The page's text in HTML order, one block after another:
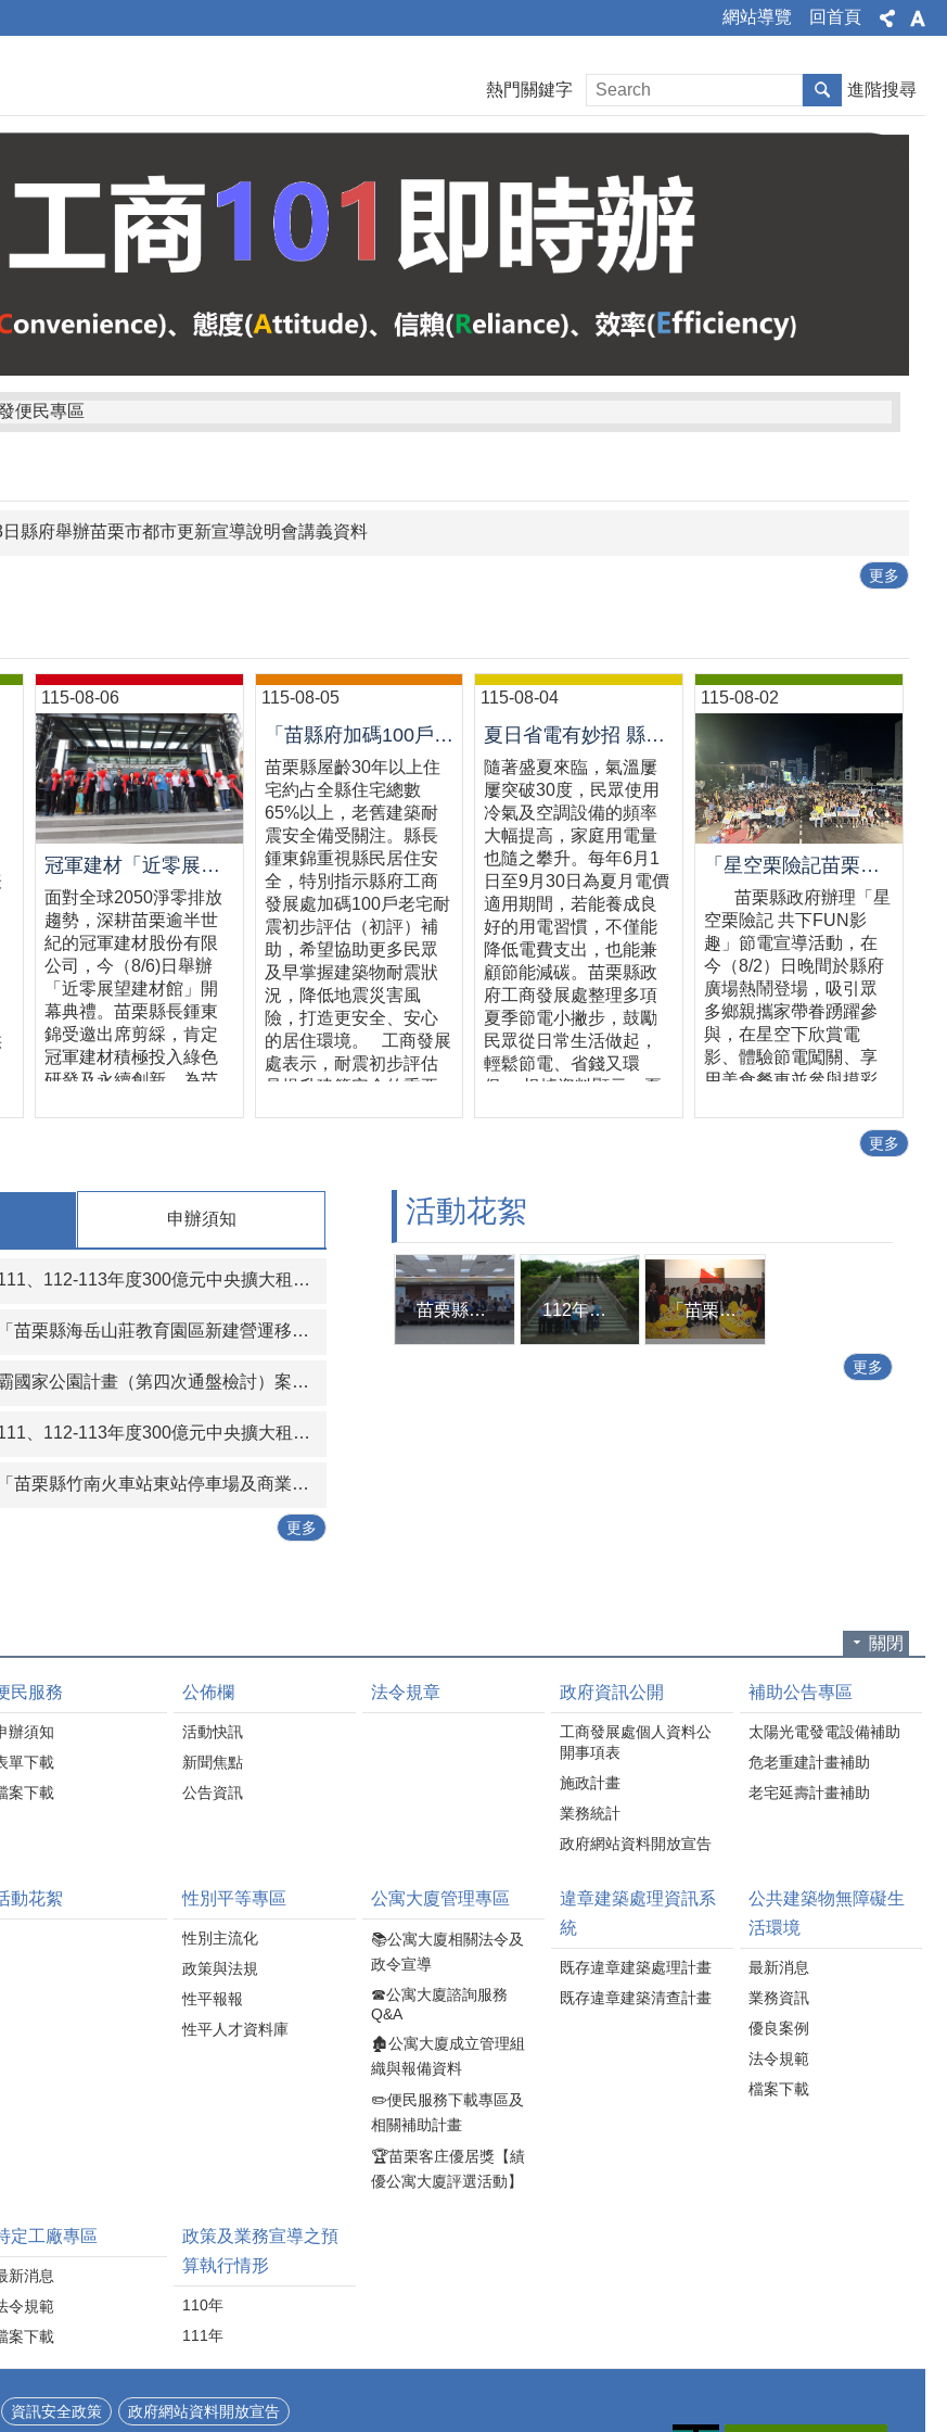
網站導覽 回首頁
熱門關鍵字 進階搜尋
便民專區
縣府舉辦苗栗市都市更新宣導說明會講義資料
更多
115-08-06
冠軍建材「近零展望建材館」啟用 攜手苗栗邁向低碳建築新未來
面對全球2050淨零排放
趨勢，深耕苗栗逾半世
紀的冠軍建材股份有限
公司，今（8/6)日舉辦
「近零展望建材館」開
幕典禮。苗栗縣長鍾東
錦受邀出席剪綵，肯定
冠軍建材積極投入綠色
研發及永續創新，為苗
技節能石」，並結合外
牆乾掛工法打造雙層牆
呈現低碳建材與近零建
軍建材創立於1972年，
程創新及職人工藝傳
磁磚，逐步發展至大規
格磁磚、再生綠建材及
業創新轉型的成果。 冠
面，冠軍建材率先推動
「從搖籃到搖籃」
（Cradle to Cradle）模
式，將再生磁磚運至建
築工地使用，再於施工
理、再製」的完整循環
鏈，降低建築蘊含碳，
延續材料生命週期。 冠
軍建材於2023年取得環
境部R-0403廢棄物處理
2025年與遠雄建設合
生綠建材產品的循環回
收料使用率約15%至
56%，部分產品達25%
以上，高於國家標準，
並取得「再生綠建材標
投入建材研發及產業創
新，帶領冠軍建材扎根
115-08-05
「苗縣府加碼100戶老宅耐震初評補助，鼓勵民眾踴躍申請」
苗栗縣屋齡30年以上住
宅約占全縣住宅總數
65%以上，老舊建築耐
震安全備受關注。縣長
鍾東錦重視縣民居住安
全，特別指示縣府工商
發展處加碼100戶老宅耐
震初步評估（初評）補
助，希望協助更多民眾
及早掌握建築物耐震狀
況，降低地震災害風
險，打造更安全、安心
的居住環境。 工商發展
處表示，耐震初步評估
是提升建築安全的重要
進一步辦理詳細評估、
耐震補強或修繕的重要
依據。縣府今年加碼100
戶補助，希望降低民眾
申請門檻，鼓勵更多屋
主主動了解自家建築物
耐震能力，共同提升居
詹彩蘋指出，依據內政
能復新計畫」，符合資
補助。都市計畫區住宅
可依規定申請耐震初步
評估補助；非都市土地
案件則依中央老宅延壽
表示，補助對象原則以
合法住宅為限，申請人
應先確認建築物用途及
明，再辦理後續補助申
請，以減少補件情形，
加速案件審查。詹處長
並提醒在耐震初步評估
不僅能及早掌握建築物
結構安全狀況，更可作
為後續耐震補強及改善
的重要依據。符合資格
的民眾可把握補助機
會，儘早提出申請，讓
專業技師協助檢視住家
耐震能力，守護家人生
命財產安全。 縣長鍾東
宅比例偏高，提升居住
安全一直是縣府重要施
政方向。縣府除持續配
主動了解建築物耐震狀
115-08-04
夏日省電有妙招 縣府教您聰明用電省荷包
隨著盛夏來臨，氣溫屢
屢突破30度，民眾使用
冷氣及空調設備的頻率
大幅提高，家庭用電量
也隨之攀升。每年6月1
日至9月30日為夏月電價
適用期間，若能養成良
好的用電習慣，不僅能
降低電費支出，也能兼
顧節能減碳。苗栗縣政
府工商發展處整理多項
夏季節電小撇步，鼓勵
民眾從日常生活做起，
輕鬆節電、省錢又環
保。 根據資料顯示，夏
關鍵。工商發展處建
議，冷氣可設定在26至
28℃，並搭配電風扇使
用，利用空氣循環加速
冷房效果，降低壓縮機
運轉負擔，在維持舒適
環境的同時，也能有效
並增加耗電量。建議每2
至3週定期清洗冷氣濾
網，若家中有除濕機或
空氣清淨機，也應定期
清潔或更換濾網，以維
持設備最佳運轉效能，
延長使用壽命並節省電
力。 此外，善用居家隔
熱措施也是提升節電效
利用遮陽窗簾、隔熱玻
璃或氣密窗等設備，減
少室外熱源進入室內，
降低冷氣負荷，使空調
更有效率地維持舒適溫
度。 若有返鄉、旅遊或
發展處建議，除冰箱等
應關閉電源並拔除插
化或異常通電引發電器
火災的風險，兼顧節能
轉型趨勢，節約用電不
115-08-02
「星空栗險記苗栗場熱鬧登場 千人齊聚星空電影院 節能宣導寓教於樂」新聞稿
苗栗縣政府辦理「星
空栗險記 共下FUN影
趣」節電宣導活動，在
今（8/2）日晚間於縣府
廣場熱鬧登場，吸引眾
多鄉親攜家帶眷踴躍參
與，在星空下欣賞電
影、體驗節電闖關、享
用美食餐車並參與摸彩
氛，成功將節約能源理
念融入休閒娛樂，讓節
是政策，更需要全民共
同參與。透過星空電影
院結合節電宣導、親子
互動及在地特色活動，
希望讓大小朋友在輕鬆
愉快的氛圍中，了解節
能減碳的重要性，從生
4》，吸引大批民眾共襄
盛舉。壓軸摸彩更送出
Switch 2、節能家電等豐
富獎品，縣長鍾東錦更
加碼「釜山雙人來回機
票」，讓現場驚呼連
連，將活動氣氛帶到最
表示，「星空栗險記 共
下FUN影趣」是苗栗縣
要宣導活動，今年透過
戶外電影、節電闖關、
互動體驗及摸彩活動，
將節能知識以寓教於樂
方式傳遞給民眾，鼓勵
日常生活，共同打造低
碳永續家園。 工商
發展處長詹彩蘋指出，
源、全民同行」，攜家
更多
申辦須知
度300億元中央擴大租金補貼專案計畫當事人江○臻君等53人行政處分函名冊1份（計2頁）。
縣海岳山莊教育園區新建營運移轉（BOT）案」公聽會。
公園計畫（第四次通盤檢討）案」草案公開展覽及說明會
300億元中央擴大租金補貼專案計畫當事人葉○儒君等56人行政處分函及補正通知函名冊1份（計2頁）。
南火車站東站停車場及商業設施興建營運移轉（BOT+ROT）案」公聽會。
更多
活動花絮
苗栗縣各界參加2023年巴黎國際發明展獲獎表揚記者會 112年第2次苗栗縣工業聯繫會報 「苗栗縣政府招商服務馬上辦中心」揭牌成立
更多
關閉
民服務
辦須知
單下載
案下載
公佈欄
活動快訊
新聞焦點
公告資訊
法令規章 政府資訊公開
工商發展處個人資料公
開事項表
施政計畫
業務統計
政府網站資料開放宣告
補助公告專區
太陽光電發電設備補助
危老重建計畫補助
老宅延壽計畫補助
動花絮 性別平等專區
性別主流化
政策與法規
性平報報
性平人才資料庫
公寓大廈管理專區
📚公寓大廈相關法令及
政令宣導
☎公寓大廈諮詢服務
Q&A
🏚️公寓大廈成立管理組
織與報備資料
✏️便民服務下載專區及
相關補助計畫
🏆苗栗客庄優居獎【績
優公寓大廈評選活動】
違章建築處理資訊系
統
既存違章建築處理計畫
既存違章建築清查計畫
公共建築物無障礙生
活環境
最新消息
業務資訊
優良案例
法令規範
檔案下載
定工廠專區
新消息
令規範
案下載
政策及業務宣導之預
算執行情形
110年
111年
資訊安全政策 政府網站資料開放宣告